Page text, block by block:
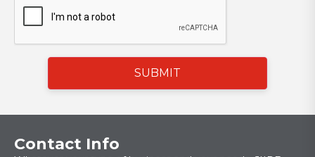
SUBMIT
Contact Info